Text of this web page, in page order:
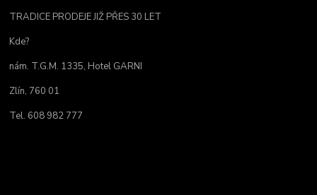
TRADICE PRODEJE JIŽ PŘES 30 LET
Kde?
nám. T.G.M. 1335, Hotel GARNI
Zlín, 760 01
Tel. 608 982 777